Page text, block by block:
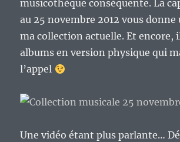
musicothèque conséquente. La
au 25 novembre 2012 vous donne
ma collection actuelle. Et encore,
albums en version physique qui
l’appel
Une vidéo étant plus parlante…